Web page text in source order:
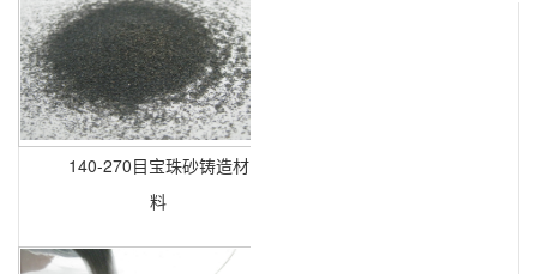
140-270目宝珠砂铸造材
料